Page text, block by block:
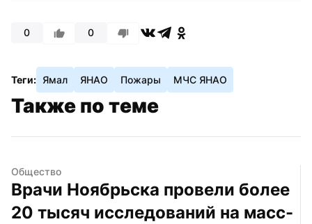
0 0
Теги: Ямал ЯНАО Пожары МЧС ЯНАО
Также по теме
Общество
Врачи Ноябрьска провели более
20 тысяч исследований на масс-